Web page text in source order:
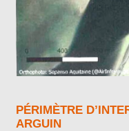
PÉRIMÈTRE
ARGUIN